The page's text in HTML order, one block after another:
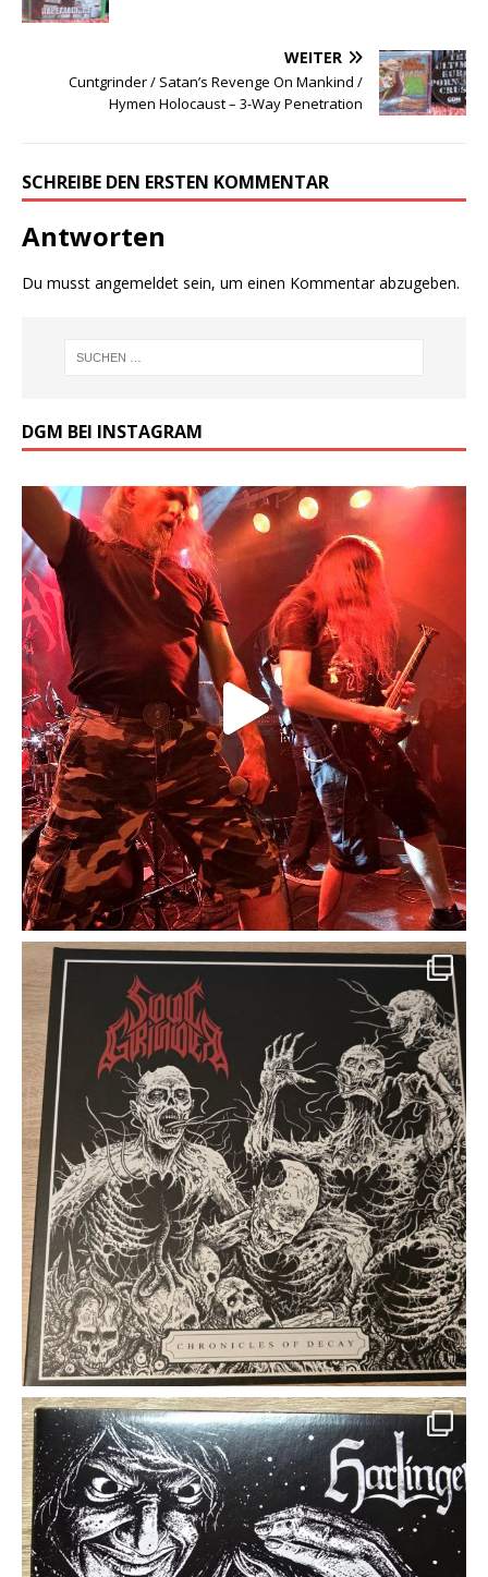
WEITER
Cuntgrinder / Satan’s Revenge On Mankind /
Hymen Holocaust ‎– 3-Way Penetration
SCHREIBE DEN ERSTEN KOMMENTAR
Antworten
Du musst angemeldet sein, um einen Kommentar abzugeben.
DGM BEI INSTAGRAM